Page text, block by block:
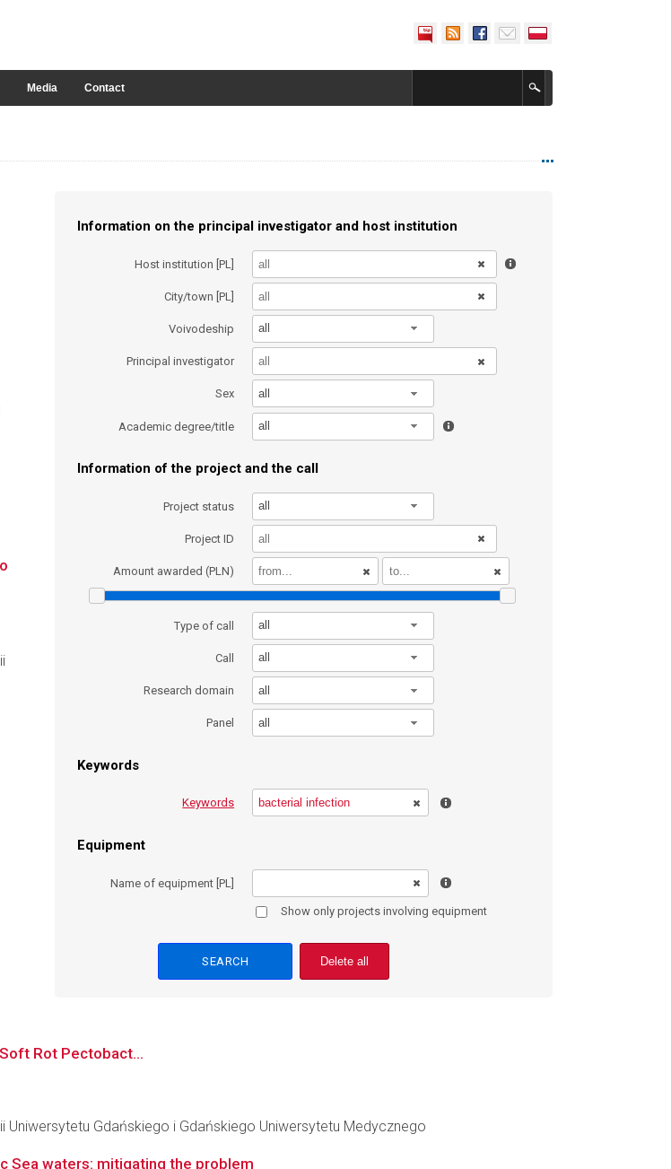
Media Contact
Information on the principal investigator and host institution
Host institution [PL]
City/town [PL]
Voivodeship all
Principal investigator
Sex all
Academic degree/title all
Information of the project and the call
Project status all
Project ID
Amount awarded (PLN)
Type of call all
Call all
Research domain all
Panel all
Keywords
Keywords
Equipment
Name of equipment [PL]
Show only projects involving equipment
Delete all
Rot Pectobact...
Uniwersytetu Gdańskiego i Gdańskiego Uniwersytetu Medycznego
Sea waters: mitigating the problem